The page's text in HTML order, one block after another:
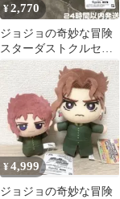
¥2,770
ジョジョの奇妙な冒険
スターダストクルセイ
ダース ちびぐるみ ポル
ナレフ
¥4,999
ジョジョの奇妙な冒険